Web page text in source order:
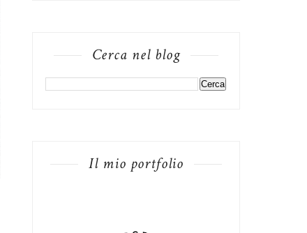
Cerca nel blog
Il mio portfolio